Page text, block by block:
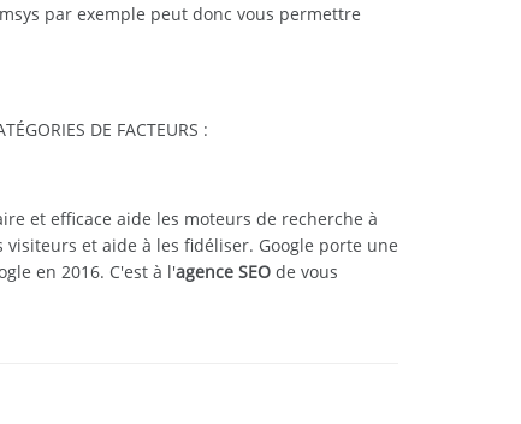
par exemple peut donc vous permettre
DE FACTEURS :
et efficace aide les moteurs de recherche à
et aide à les fidéliser. Google porte une
en 2016. C'est à l'agence SEO de vous